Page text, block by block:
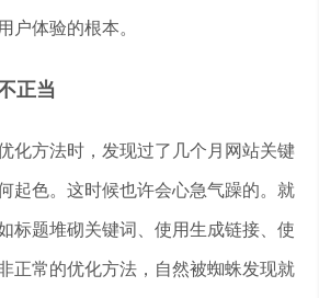
户体验的根本。
正当
化方法时，发现过了几个月网站关键
起色。这时候也许会心急气躁的。就
标题堆砌关键词、使用生成链接、使
正常的优化方法，自然被蜘蛛发现就